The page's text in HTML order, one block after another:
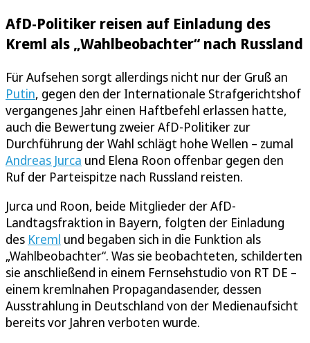
AfD-Politiker reisen auf Einladung des
Kreml als „Wahlbeobachter“ nach Russland
Für Aufsehen sorgt allerdings nicht nur der Gruß an
Putin, gegen den der Internationale Strafgerichtshof
vergangenes Jahr einen Haftbefehl erlassen hatte,
auch die Bewertung zweier AfD-Politiker zur
Durchführung der Wahl schlägt hohe Wellen – zumal
Andreas Jurca und Elena Roon offenbar gegen den
Ruf der Parteispitze nach Russland reisten.
Jurca und Roon, beide Mitglieder der AfD-
Landtagsfraktion in Bayern, folgten der Einladung
des Kreml und begaben sich in die Funktion als
„Wahlbeobachter“. Was sie beobachteten, schilderten
sie anschließend in einem Fernsehstudio von RT DE –
einem kremlnahen Propagandasender, dessen
Ausstrahlung in Deutschland von der Medienaufsicht
bereits vor Jahren verboten wurde.